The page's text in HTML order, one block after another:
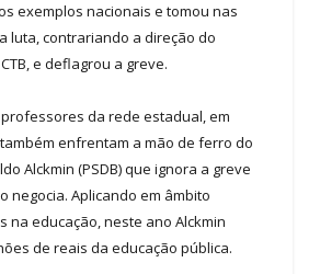
exemplos nacionais e tomou nas
luta, contrariando a direção do
e deflagrou a greve.
professores da rede estadual, em
enfrentam a mão de ferro do
Alckmin (PSDB) que ignora a greve
negocia. Aplicando em âmbito
na educação, neste ano Alckmin
de reais da educação pública.